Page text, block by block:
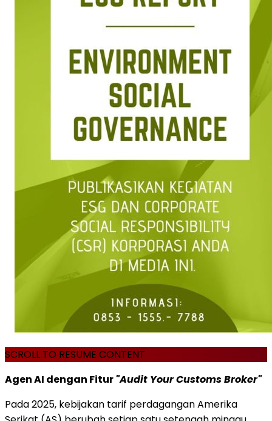
SCROLL TO RESUME CONTENT
Agen AI dengan Fitur"Audit Your Customs Broker"
Pada 2025, kebijakan tarif perdagangan Amerika